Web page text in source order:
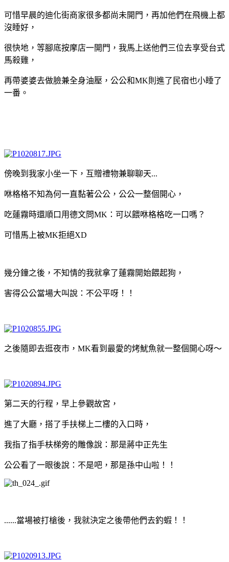
可惜早晨的迪化街商家很多都尚未開門，再加他們在飛機上都
沒睡好，
很快地，等腳底按摩店一開門，我馬上送他們三位去享受台式
馬殺雞，
再帶婆婆去做臉兼全身油壓，公公和MK則進了民宿也小睡了
一番。
傍晚到我家小坐一下，互贈禮物兼聊聊天...
咻格格不知為何一直黏著公公，公公一整個開心，
吃蓮霧時還順口用德文問MK：可以餵咻格格吃一口嗎？
可惜馬上被MK拒絕XD
幾分鐘之後，不知情的我就拿了蓮霧開始餵起狗，
害得公公當場大叫說：不公平呀！！
之後隨即去逛夜市，MK看到最愛的烤魷魚就一整個開心呀～
第二天的行程，早上參觀故宮，
進了大廳，搭了手扶梯上二樓的入口時，
我指了指手枎梯旁的雕像說：那是蔣中正先生
公公看了一眼後說：不是吧，那是孫中山啦！！
......當場被打槍後，我就決定之後帶他們去釣蝦！！